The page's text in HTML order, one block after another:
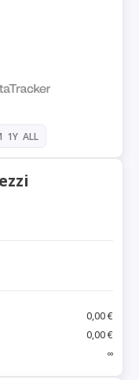
1Y ALL
0,00 €
0,00 €
∞